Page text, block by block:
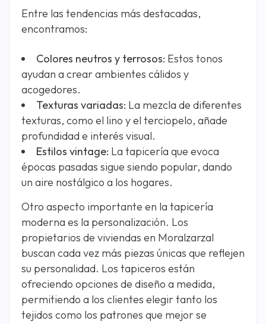
Entre las tendencias más destacadas,
encontramos:
Colores neutros y terrosos: Estos tonos
ayudan a crear ambientes cálidos y
acogedores.
Texturas variadas: La mezcla de diferentes
texturas, como el lino y el terciopelo, añade
profundidad e interés visual.
Estilos vintage: La tapicería que evoca
épocas pasadas sigue siendo popular, dando
un aire nostálgico a los hogares.
Otro aspecto importante en la tapicería
moderna es la personalización. Los
propietarios de viviendas en Moralzarzal
buscan cada vez más piezas únicas que reflejen
su personalidad. Los tapiceros están
ofreciendo opciones de diseño a medida,
permitiendo a los clientes elegir tanto los
tejidos como los patrones que mejor se